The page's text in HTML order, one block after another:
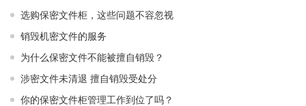
选购保密文件柜，这些问题不容忽视
销毁机密文件的服务
为什么保密文件不能被擅自销毁？
涉密文件未清退 擅自销毁受处分
你的保密文件柜管理工作到位了吗？